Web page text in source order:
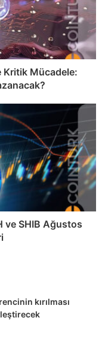
Kritik Mücadele:
ve SHIB Ağustos
kırılması